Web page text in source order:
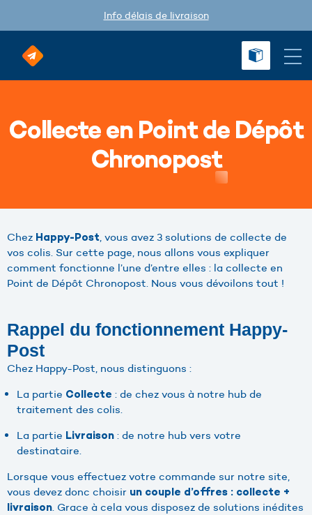
Info délais de livraison
Collecte en Point de Dépôt
Chronopost
Chez Happy-Post, vous avez 3 solutions de collecte de
vos colis. Sur cette page, nous allons vous expliquer
comment fonctionne l’une d’entre elles : la collecte en
Point de Dépôt Chronopost. Nous vous dévoilons tout !
Rappel du fonctionnement Happy-
Post
Chez Happy-Post, nous distinguons :
La partie Collecte : de chez vous à notre hub de
traitement des colis.
La partie Livraison : de notre hub vers votre
destinataire.
Lorsque vous effectuez votre commande sur notre site,
vous devez donc choisir un couple d’offres : collecte +
livraison. Grace à cela vous disposez de solutions inédites